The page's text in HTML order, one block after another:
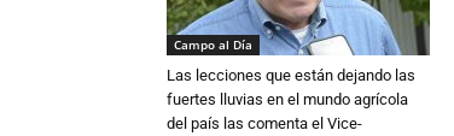
Campo al Día
Las lecciones que están dejando las
fuertes lluvias en el mundo agrícola
del país las comenta el Vice-